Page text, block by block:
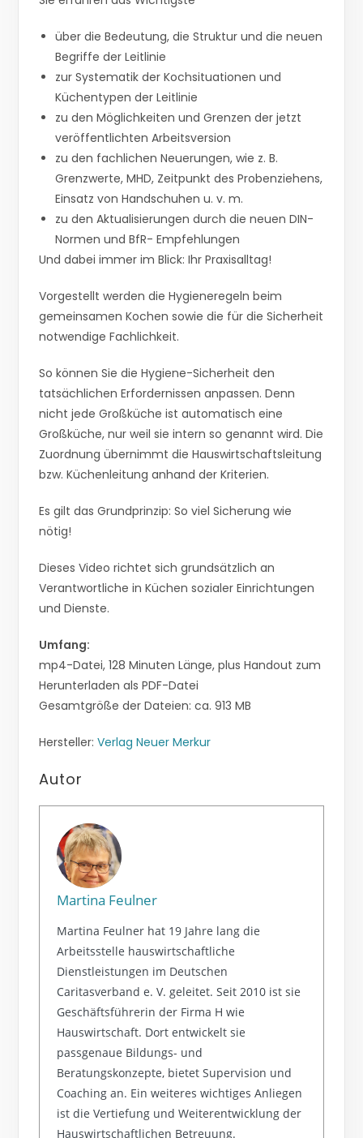
über die Bedeutung, die Struktur und die neuen
Begriffe der Leitlinie
zur Systematik der Kochsituationen und
Küchentypen der Leitlinie
zu den Möglichkeiten und Grenzen der jetzt
veröffentlichten Arbeitsversion
zu den fachlichen Neuerungen, wie z. B.
Grenzwerte, MHD, Zeitpunkt des Probenziehens,
Einsatz von Handschuhen u. v. m.
zu den Aktualisierungen durch die neuen DIN-
Normen und BfR- Empfehlungen
Und dabei immer im Blick: Ihr Praxisalltag!
Vorgestellt werden die Hygieneregeln beim
gemeinsamen Kochen sowie die für die Sicherheit
notwendige Fachlichkeit.
So können Sie die Hygiene-Sicherheit den
tatsächlichen Erfordernissen anpassen. Denn
nicht jede Großküche ist automatisch eine
Großküche, nur weil sie intern so genannt wird. Die
Zuordnung übernimmt die Hauswirtschaftsleitung
bzw. Küchenleitung anhand der Kriterien.
Es gilt das Grundprinzip: So viel Sicherung wie
nötig!
Dieses Video richtet sich grundsätzlich an
Verantwortliche in Küchen sozialer Einrichtungen
und Dienste.
Umfang:
mp4-Datei, 128 Minuten Länge, plus Handout zum
Herunterladen als PDF-Datei
Gesamtgröße der Dateien: ca. 913 MB
Hersteller:Verlag Neuer Merkur
Autor
Martina Feulner
Martina Feulner hat 19 Jahre lang die
Arbeitsstelle hauswirtschaftliche
Dienstleistungen im Deutschen
Caritasverband e. V. geleitet. Seit 2010 ist sie
Geschäftsführerin der Firma H wie
Hauswirtschaft. Dort entwickelt sie
passgenaue Bildungs- und
Beratungskonzepte, bietet Supervision und
Coaching an. Ein weiteres wichtiges Anliegen
ist die Vertiefung und Weiterentwicklung der
Hauswirtschaftlichen Betreuung.